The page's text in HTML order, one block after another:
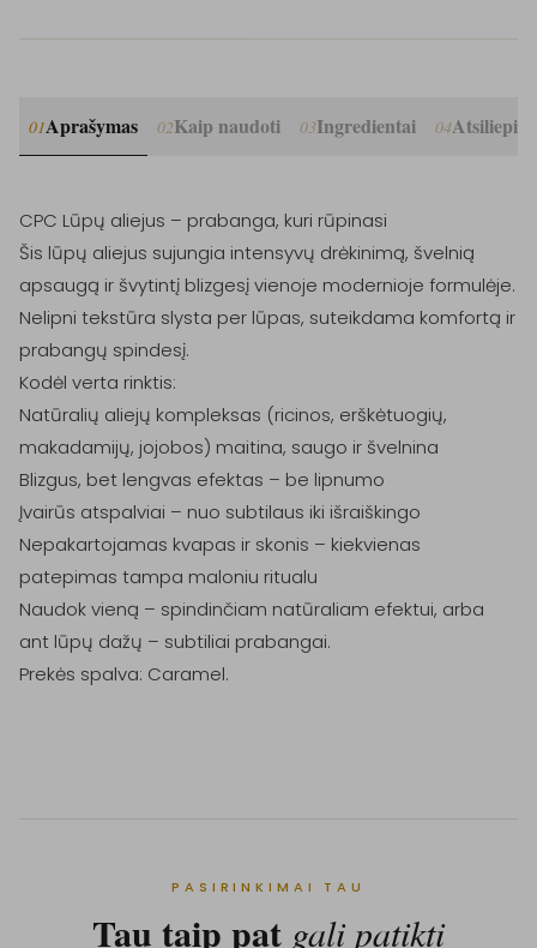
01Aprašymas 02Kaip naudoti 03Ingredientai 04
CPC Lūpų aliejus – prabanga, kuri rūpinasi
Šis lūpų aliejus sujungia intensyvų drėkinimą, švelnią
apsaugą ir švytintį blizgesį vienoje modernioje formulėje.
Nelipni tekstūra slysta per lūpas, suteikdama komfortą ir
prabangų spindesį.
Kodėl verta rinktis:
Natūralių aliejų kompleksas (ricinos, erškėtuogių,
makadamijų, jojobos) maitina, saugo ir švelnina
Blizgus, bet lengvas efektas – be lipnumo
Įvairūs atspalviai – nuo subtilaus iki išraiškingo
Nepakartojamas kvapas ir skonis – kiekvienas
patepimas tampa maloniu ritualu
Naudok vieną – spindinčiam natūraliam efektui, arba
ant lūpų dažų – subtiliai prabangai.
Prekės spalva: Caramel.
PASIRINKIMAI TAU
Tau taip pat gali patikti